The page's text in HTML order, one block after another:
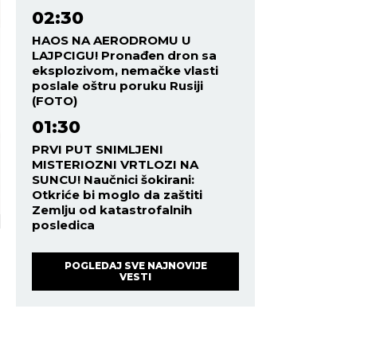
02:30
HAOS NA AERODROMU U
LAJPCIGU! Pronađen dron sa
eksplozivom, nemačke vlasti
poslale oštru poruku Rusiji
(FOTO)
01:30
PRVI PUT SNIMLJENI
MISTERIOZNI VRTLOZI NA
SUNCU! Naučnici šokirani:
Otkriće bi moglo da zaštiti
Zemlju od katastrofalnih
posledica
POGLEDAJ SVE NAJNOVIJE
VESTI